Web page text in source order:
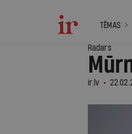
TĒMAS
Radars
ir.lv